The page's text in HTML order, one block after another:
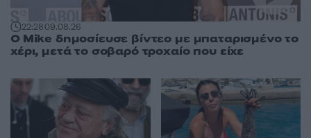
22:2809.08.26
O Mike δημοσίευσε βίντεο με μπαταρισμένο το
χέρι, μετά το σοβαρό τροχαίο που είχε